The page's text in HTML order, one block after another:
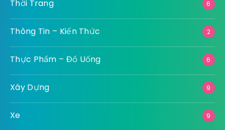
Thời Trang 6
Thông Tin – Kiến Thức 2
Thực Phẩm – Đồ Uống 6
Xây Dựng 9
Xe 9